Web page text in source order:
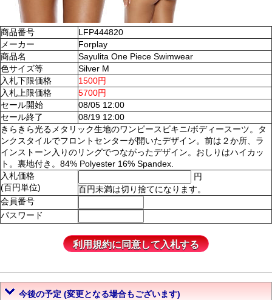
商品番号
LFP444820
メーカー
Forplay
商品名
Sayulita One Piece Swimwear
色サイズ等
Silver M
入札下限価格
1500円
入札上限価格
5700円
セール開始
08/05 12:00
セール終了
08/19 12:00
きらきら光るメタリック生地のワンピースビキニ/ボディースーツ。タ
ンクスタイルでフロントセンターが開いたデザイン。前は２か所、ラ
インストーン入りのリングでつながったデザイン。おしりはハイカッ
ト。裏地付き。84% Polyester 16% Spandex.
入札価格
(百円単位)
円
百円未満は切り捨てになります。
会員番号
パスワード
今後の予定 (変更となる場合もございます)